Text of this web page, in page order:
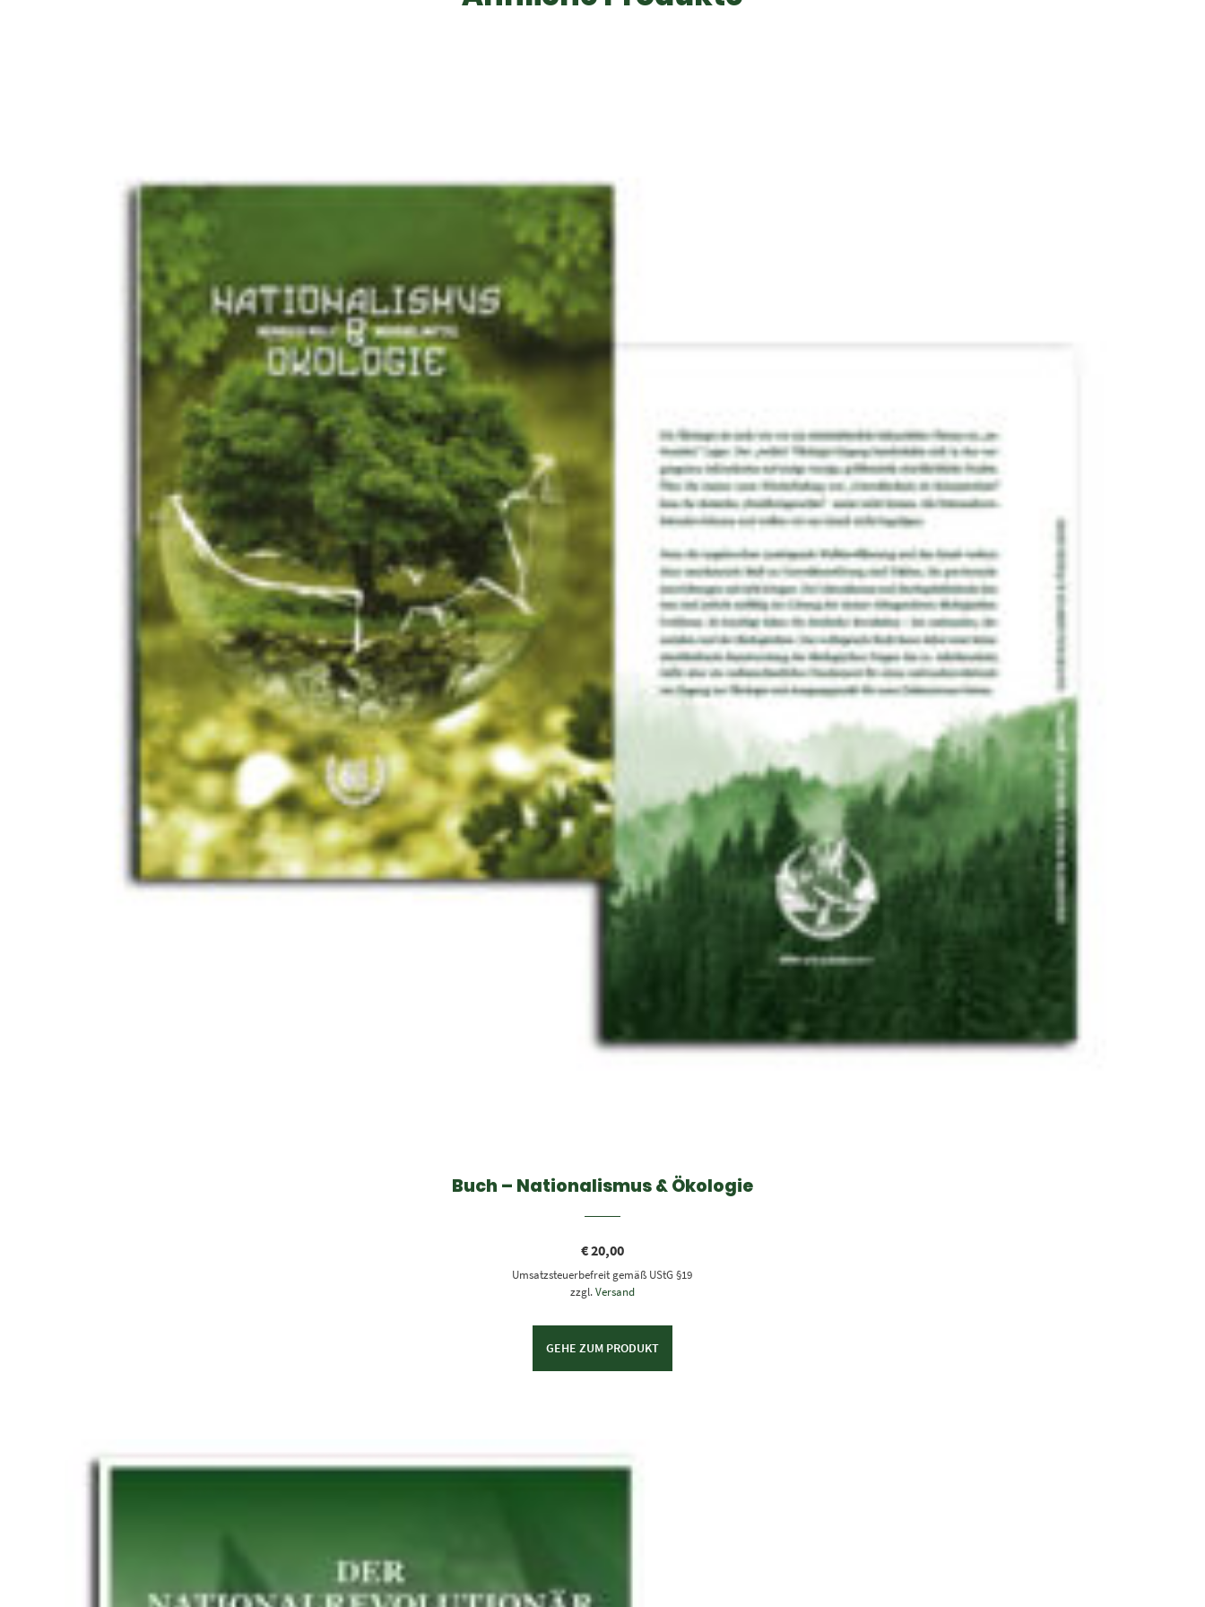
Buch – Nationalismus & Ökologie
€20,00
Umsatzsteuerbefreit gemäß UStG §19
zzgl.Versand
GEHE ZUM PRODUKT